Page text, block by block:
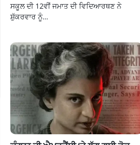
ਸਕੂਲ ਦੀ 12ਵੀਂ ਜਮਾਤ ਦੀ ਵਿਦਿਆਰਥਣ ਨੇ
ਸ਼ੁੱਕਰਵਾਰ ਨੂੰ…